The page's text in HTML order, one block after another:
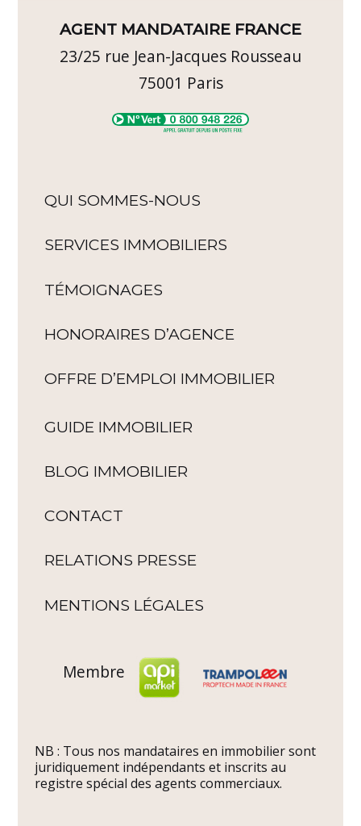
AGENT MANDATAIRE FRANCE
23/25 rue Jean-Jacques Rousseau
75001 Paris
QUI SOMMES-NOUS
SERVICES IMMOBILIERS
TÉMOIGNAGES
HONORAIRES D’AGENCE
OFFRE D’EMPLOI IMMOBILIER
GUIDE IMMOBILIER
BLOG IMMOBILIER
CONTACT
RELATIONS PRESSE
MENTIONS LÉGALES
Membre
NB : Tous nos mandataires en immobilier sont
juridiquement indépendants et inscrits au
registre spécial des agents commerciaux.